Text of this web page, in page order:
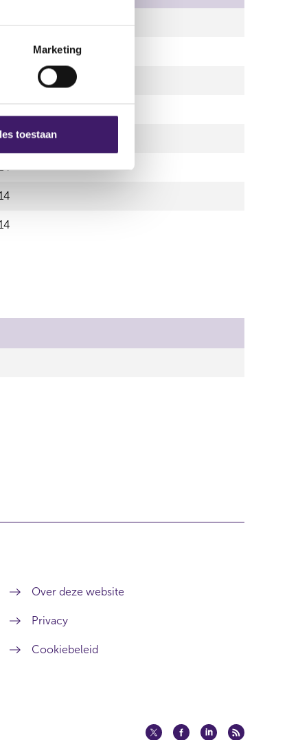
Marketing
toestaan
Over deze website
Privacy
Cookiebeleid